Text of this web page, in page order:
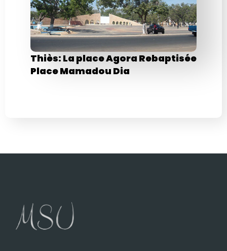
Thiès: La place Agora Rebaptisée
Place Mamadou Dia